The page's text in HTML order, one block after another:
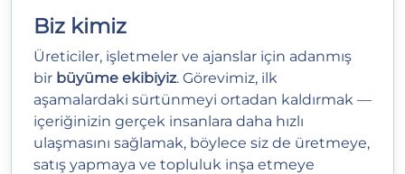
Biz kimiz
Üreticiler, işletmeler ve ajanslar için adanmış
bir büyüme ekibiyiz. Görevimiz, ilk
aşamalardaki sürtünmeyi ortadan kaldırmak —
içeriğinizin gerçek insanlara daha hızlı
ulaşmasını sağlamak, böylece siz de üretmeye,
satış yapmaya ve topluluk inşa etmeye